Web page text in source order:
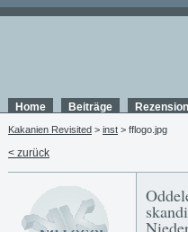
Home Beiträge
Kakanien Revisited > inst > fflogo.jpg
< zurück